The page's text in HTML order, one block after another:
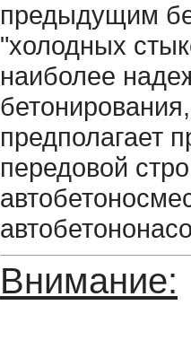
предыдущим
"холодных
наиболее
предполагает
передовой
Внимание: